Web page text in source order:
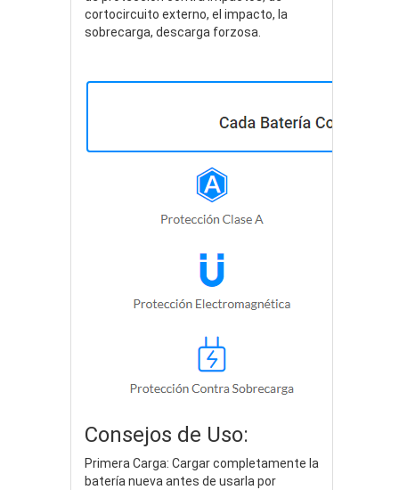
cortocircuito externo, el impacto, la
sobrecarga, descarga forzosa.
Consejos de Uso:
Primera Carga: Cargar completamente la
batería nueva antes de usarla por